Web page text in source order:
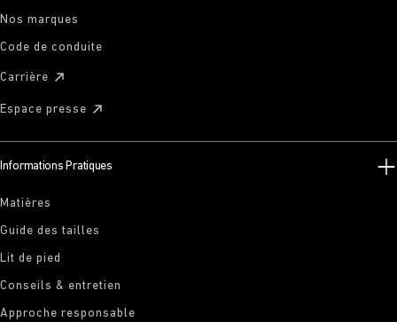
Nos marques
Code de conduite
Carrière
Espace presse
Informations Pratiques
Matières
Guide des tailles
Lit de pied
Conseils & entretien
Approche responsable